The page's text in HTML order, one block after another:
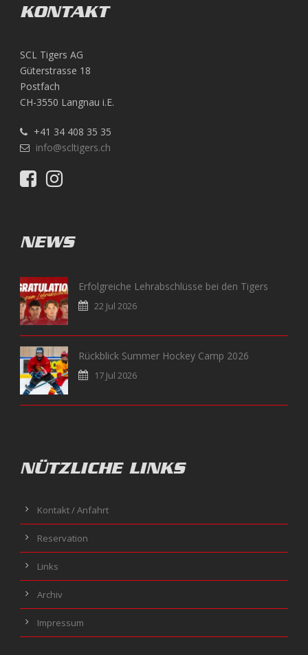
KONTAKT
SCL Tigers AG
Güterstrasse 18
Postfach
CH-3550 Langnau i.E.
+41 34 408 35 35
info@scltigers.ch
NEWS
Erfolgreiche Lehrabschlüsse bei den Tigers
22 Jul 2026
Rückblick Summer Hockey Camp 2026
17 Jul 2026
NÜTZLICHE LINKS
Kontakt / Anfahrt
Reservation
Links
Archiv
Impressum